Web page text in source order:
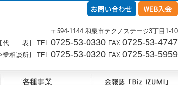
〒594-1144 和泉市テクノステージ3丁目1-10
【代 表】 TEL:0725-53-0330 FAX:0725-53-4747
業相談所】 TEL:0725-53-0320 FAX:0725-53-5959